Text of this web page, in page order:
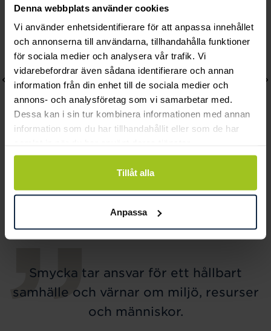
Denna webbplats använder cookies
Vi använder enhetsidentifierare för att anpassa innehållet
och annonserna till användarna, tillhandahålla funktioner
för sociala medier och analysera vår trafik. Vi
vidarebefordrar även sådana identifierare och annan
information från din enhet till de sociala medier och
annons- och analysföretag som vi samarbetar med.
Dessa kan i sin tur kombinera informationen med annan
information som du har tillhandahållit eller som de har
Tillåt alla
Anpassa
Förgylld
Pris:2 390 kr
2 390 kr
Smycka tar ansvar för ett hållbart
samhälle och värnar om miljö, resurser
och människor.